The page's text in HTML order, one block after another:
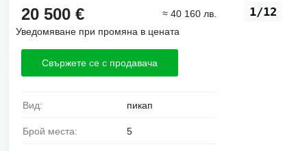
1/12
20 500 €
≈ 40 160 лв.
Уведомяване при промяна в цената
Свържете се с продавача
Вид: пикап
Брой места: 5